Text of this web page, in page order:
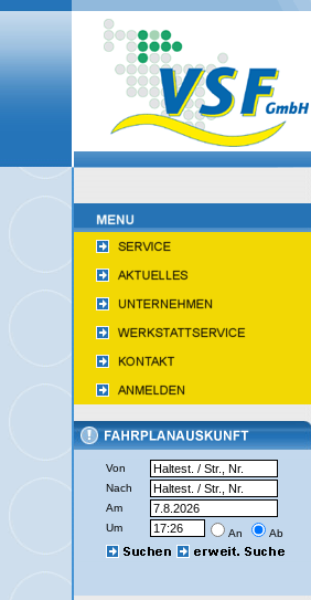
Von
Nach
Am
Um
An Ab